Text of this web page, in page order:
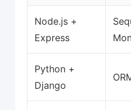
Node.js +
Express
Python +
Django